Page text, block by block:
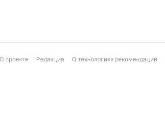
О проекте Редакция О технологиях рекомендаций